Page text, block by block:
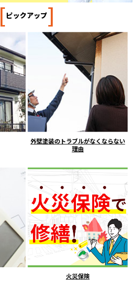
[ピックアップ]
外壁塗装のトラブルがなくならない
理由
火災保険